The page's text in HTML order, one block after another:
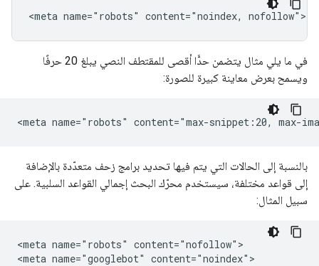
<meta name="robots" content="noindex, nofollow">
في ما يلي مثال يتضمن حدًّا أقصى للمقتطف النصي يبلغ 20 حرفًا
ويسمح بعرض معاينة كبيرة للصورة:
<meta name="robots" content="max-snippet:20, max-
بالنسبة إلى الحالات التي يتم فيها تحديد برامج زحف متعدّدة بالإضافة
إلى قواعد مختلفة، سيستخدم محرّك البحث إجمالي القواعد السلبية. على
سبيل المثال:
<meta name="robots" content="nofollow">
<meta name="googlebot" content="noindex">